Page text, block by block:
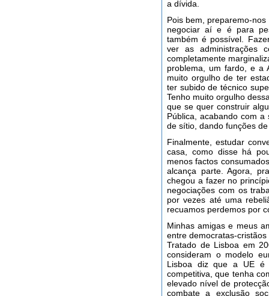
a dívida.
Pois bem, preparemo-
negociar aí e é para
também é possível.
ver as administrações
completamente
problema, um fardo, e a
muito orgulho de ter
ter subido de técnico
Tenho muito orgulho
que se quer construir
Pública, acabando com
de sítio, dando funções
Finalmente, estudar
casa, como disse há
menos factos
alcança parte. Agora,
chegou a fazer no
negociações com os
por vezes até uma
recuamos perdemos por
Minhas amigas e meus
entre democratas-
Tratado de Lisboa em
consideram o modelo
Lisboa diz que a UE é
competitiva, que tenha
elevado nível de
combate a exclusão